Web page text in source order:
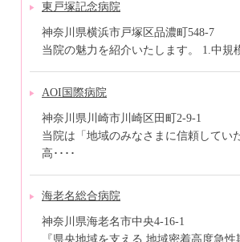
東戸塚記念病院
神奈川県横浜市戸塚区品濃町548-7
当院の魅力を紹介いたします。 1.中規
AOI国際病院
神奈川県川崎市川崎区田町2-9-1
当院は「地域のみなさまに信頼してい
高････
海老名総合病院
神奈川県海老名市中央4-16-1
『県央地域を支える 地域密着高度急性